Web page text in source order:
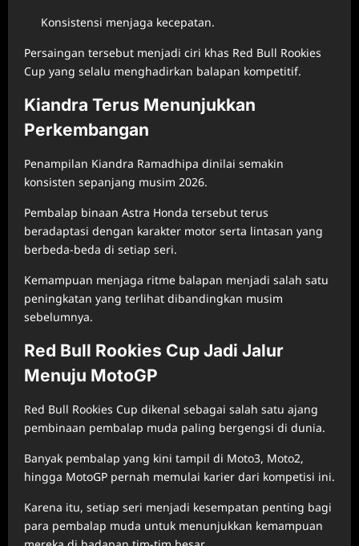
Konsistensi menjaga kecepatan.
Persaingan tersebut menjadi ciri khas Red Bull Rookies
Cup yang selalu menghadirkan balapan kompetitif.
Kiandra Terus Menunjukkan
Perkembangan
Penampilan Kiandra Ramadhipa dinilai semakin
konsisten sepanjang musim 2026.
Pembalap binaan Astra Honda tersebut terus
beradaptasi dengan karakter motor serta lintasan yang
berbeda-beda di setiap seri.
Kemampuan menjaga ritme balapan menjadi salah satu
peningkatan yang terlihat dibandingkan musim
sebelumnya.
Red Bull Rookies Cup Jadi Jalur
Menuju MotoGP
Red Bull Rookies Cup dikenal sebagai salah satu ajang
pembinaan pembalap muda paling bergengsi di dunia.
Banyak pembalap yang kini tampil di Moto3, Moto2,
hingga MotoGP pernah memulai karier dari kompetisi ini.
Karena itu, setiap seri menjadi kesempatan penting bagi
para pembalap muda untuk menunjukkan kemampuan